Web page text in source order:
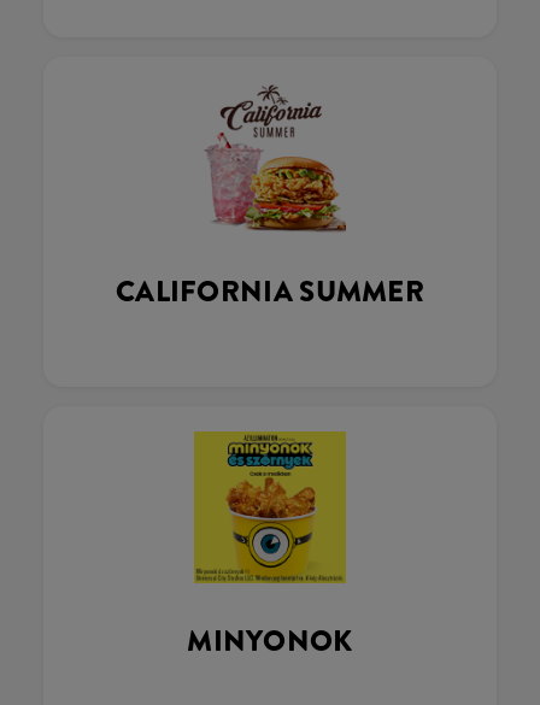
CALIFORNIA SUMMER
MINYONOK